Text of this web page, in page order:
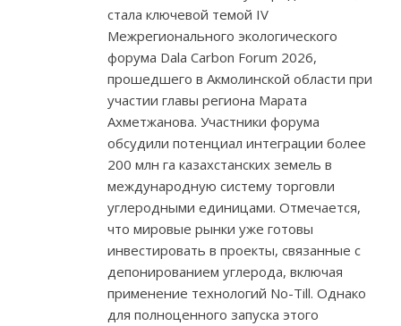
стала ключевой темой IV
Межрегионального экологического
форума Dala Carbon Forum 2026,
прошедшего в Акмолинской области при
участии главы региона Марата
Ахметжанова. Участники форума
обсудили потенциал интеграции более
200 млн га казахстанских земель в
международную систему торговли
углеродными единицами. Отмечается,
что мировые рынки уже готовы
инвестировать в проекты, связанные с
депонированием углерода, включая
применение технологий No-Till. Однако
для полноценного запуска этого